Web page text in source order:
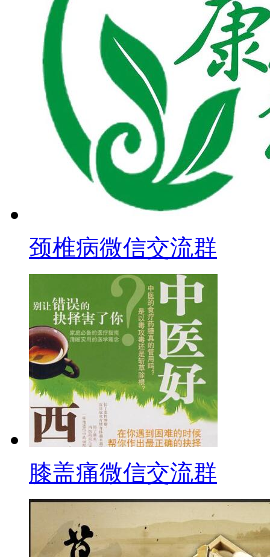
颈椎病微信交流群
膝盖痛微信交流群